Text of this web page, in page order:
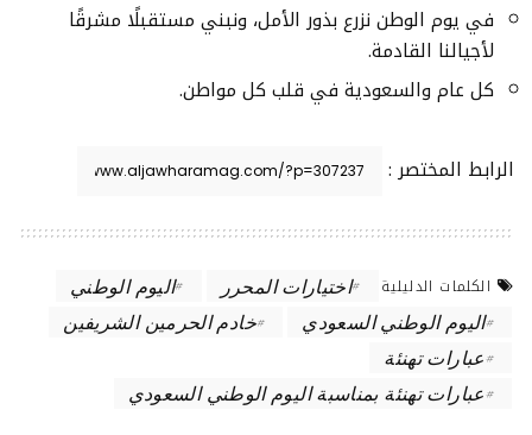
في يوم الوطن نزرع بذور الأمل، ونبني مستقبلًا مشرقًا
لأجيالنا القادمة.
كل عام والسعودية في قلب كل مواطن.
الرابط المختصر :
الكلمات الدليلية اختيارات المحرر
اليوم الوطني
اليوم الوطني السعودي
خادم الحرمين الشريفين
عبارات تهنئة
عبارات تهنئة بمناسبة اليوم الوطني السعودي